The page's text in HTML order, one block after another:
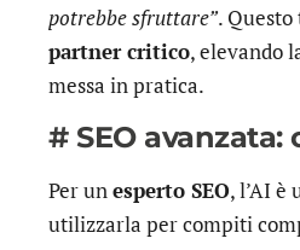
potrebbe sfruttare”.
partner critico, elevando
messa in pratica.
# SEO
Per un esperto SEO, l’AI è
utilizzarla per compiti